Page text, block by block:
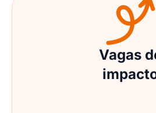
Vagas